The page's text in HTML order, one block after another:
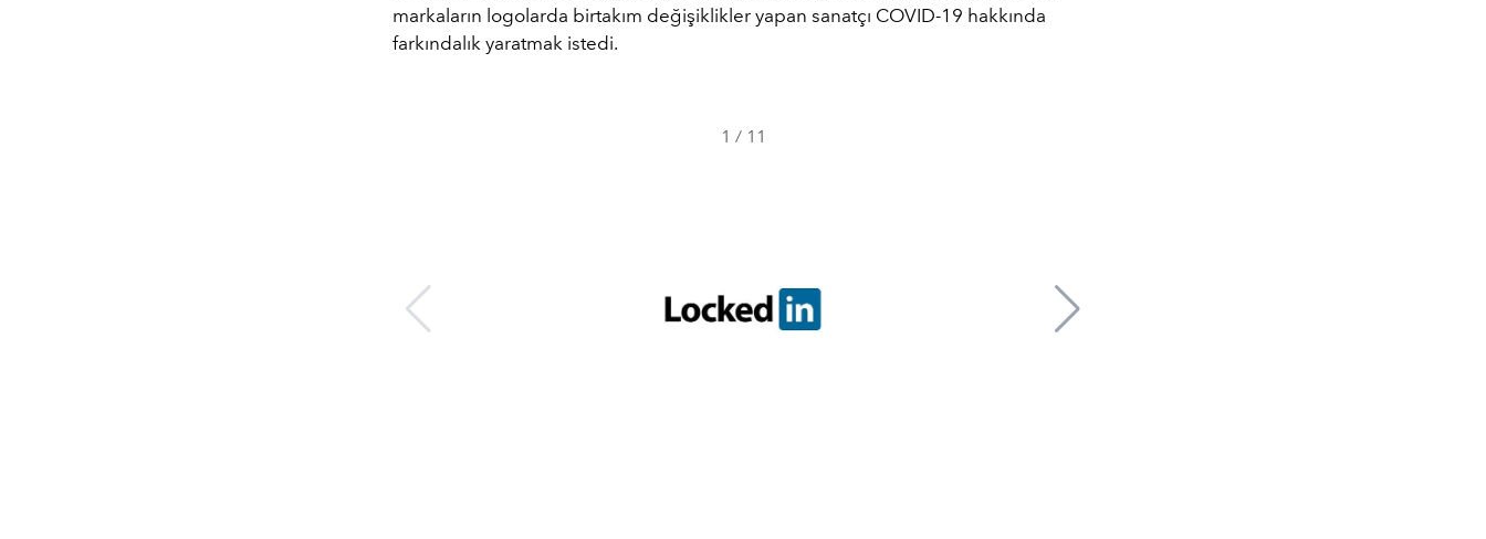
markaların logolarda birtakım değişiklikler yapan sanatçı COVID-19 hakkında
farkındalık yaratmak istedi.
1 / 11